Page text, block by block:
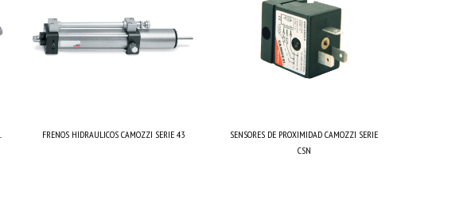
FRENOS HIDRAULICOS CAMOZZI SERIE 43
SENSORES DE PROXIMIDAD CAMOZZI SERIE
CSN